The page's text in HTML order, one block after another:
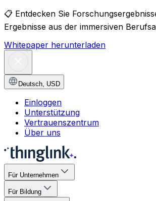
📋 Entdecken Sie
Ergebnisse aus der immersiven
Whitepaper herunterladen
Deutsch, USD
Einloggen
Unterstützung
Vertrauenszentrum
Über uns
Für Unternehmen
Für Bildung